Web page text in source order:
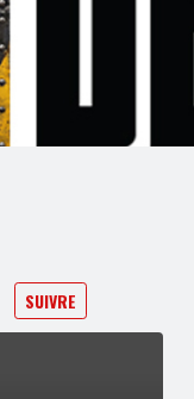
SUIVRE